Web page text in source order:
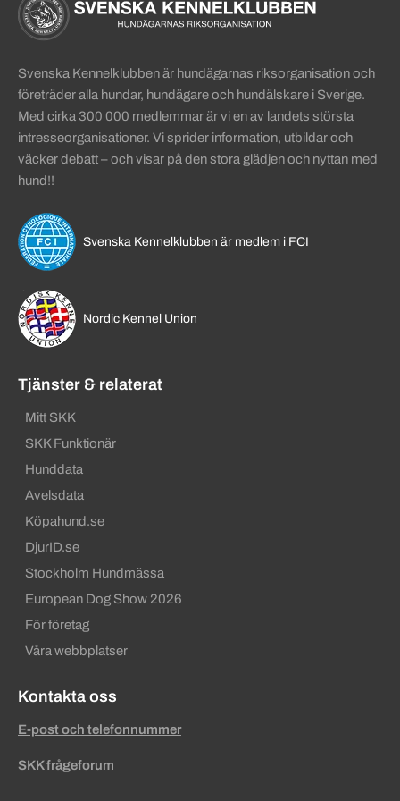
Svenska Kennelklubben är hundägarnas riksorganisation och
företräder alla hundar, hundägare och hundälskare i Sverige.
Med cirka 300 000 medlemmar är vi en av landets största
intresseorganisationer. Vi sprider information, utbildar och
väcker debatt – och visar på den stora glädjen och nyttan med
hund!!
Svenska Kennelklubben är medlem i FCI
Nordic Kennel Union
Tjänster & relaterat
Mitt SKK
SKK Funktionär
Hunddata
Avelsdata
Köpahund.se
DjurID.se
Stockholm Hundmässa
European Dog Show 2026
För företag
Våra webbplatser
Kontakta oss
E-post och telefonnummer
SKK frågeforum